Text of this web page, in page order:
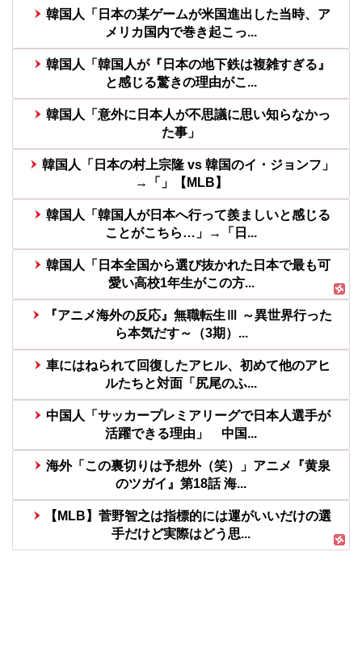
韓国人「日本の某ゲームが米国進出した当時、ア
メリカ国内で巻き起こっ...
韓国人「韓国人が『日本の地下鉄は複雑すぎる』
と感じる驚きの理由がこ...
韓国人「意外に日本人が不思議に思い知らなかっ
た事」
韓国人「日本の村上宗隆 vs 韓国のイ・ジョンフ」
→「」【MLB】
韓国人「韓国人が日本へ行って羨ましいと感じる
ことがこちら…」→「日...
韓国人「日本全国から選び抜かれた日本で最も可
愛い高校1年生がこの方...
『アニメ海外の反応』無職転生Ⅲ ～異世界行った
ら本気だす～（3期）...
車にはねられて回復したアヒル、初めて他のアヒ
ルたちと対面「尻尾のふ...
中国人「サッカープレミアリーグで日本人選手が
活躍できる理由」 中国...
海外「この裏切りは予想外（笑）」アニメ『黄泉
のツガイ』第18話 海...
【MLB】菅野智之は指標的には運がいいだけの選
手だけど実際はどう思...